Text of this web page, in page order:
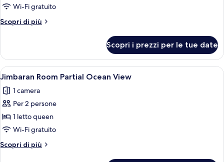
Premier
Wi-Fi gratuito
Scopri di più
Altri
View
Premier
Room
Scopri i prezzi per le tue date
Apri
tutte
le
foto
per
Jimbaran
Room
Partial
Una camera d'albergo con due letti,
4
Jimbaran Room Partial Ocean View
1 camera
Per 2 persone
1 letto queen
Wi-Fi gratuito
Scopri di più
Altri